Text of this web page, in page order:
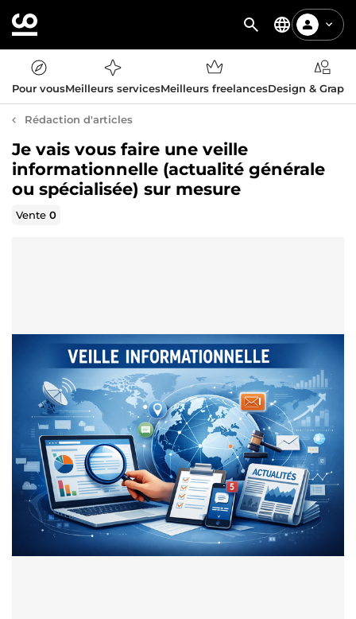
Pour vousMeilleurs servicesMeilleurs freelancesDesign &
Rédaction d'articles
Je vais vous faire une veille
informationnelle (actualité générale
ou spécialisée) sur mesure
Vente0